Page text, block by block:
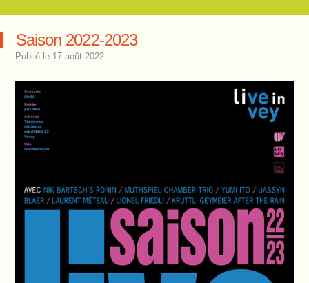
Saison 2022-2023
Publié le 17 août 2022